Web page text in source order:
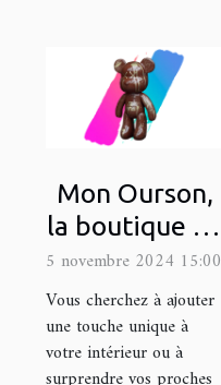
Mon Ourson,
la boutique en
ligne de
référence
pour décorer
une statue
5 novembre 2024 15:00
Vous cherchez à ajouter
une touche unique à
votre intérieur ou à